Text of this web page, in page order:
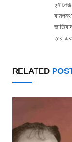
তার
RELATED